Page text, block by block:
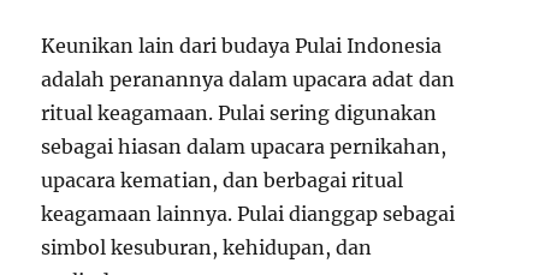
Keunikan lain dari budaya Pulai Indonesia
adalah peranannya dalam upacara adat dan
ritual keagamaan. Pulai sering digunakan
sebagai hiasan dalam upacara pernikahan,
upacara kematian, dan berbagai ritual
keagamaan lainnya. Pulai dianggap sebagai
simbol kesuburan, kehidupan, dan